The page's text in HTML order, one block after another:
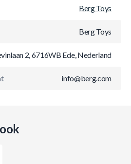
Berg Toys
Berg Toys
2, 6716WB Ede, Nederland
info@berg.com